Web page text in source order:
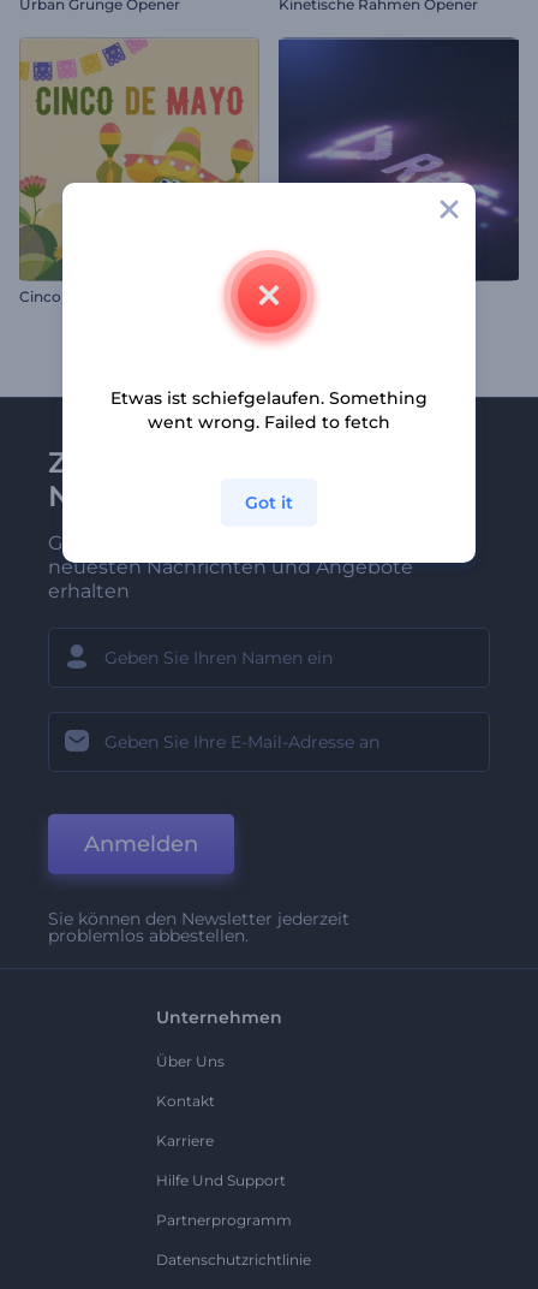
Urban Grunge Opener Kinetische Rahmen Opener
Cinco de Mayo Animation
Zu Renderforest-
Newsletter anmelden
Gehören Sie zu den Ersten, die unsere
neuesten Nachrichten und Angebote
erhalten
Anmelden
Sie können den Newsletter jederzeit
problemlos abbestellen.
Unternehmen
Über Uns
Kontakt
Karriere
Hilfe Und Support
Partnerprogramm
Datenschutzrichtlinie
Etwas ist schiefgelaufen. Something
went wrong. Failed to fetch
Got it